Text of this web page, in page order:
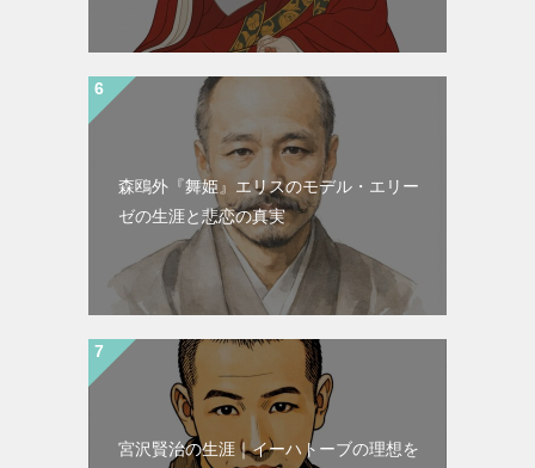
森鴎外『舞姫』エリスのモデル・エリー
ゼの生涯と悲恋の真実
宮沢賢治の生涯｜イーハトーブの理想を